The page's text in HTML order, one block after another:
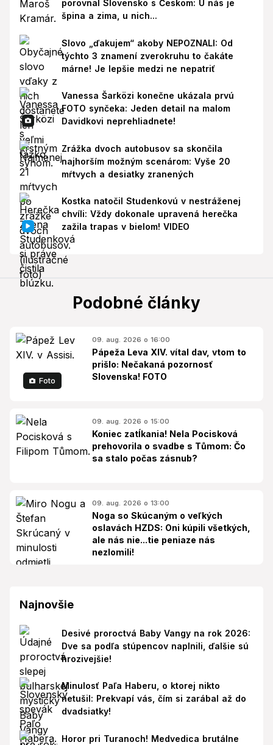
porovnal Slovensko s Českom: U nás je
špina a zima, u nich...
Slovo „ďakujem“ akoby NEPOZNALI: Od
týchto 3 znamení zverokruhu to čakáte
márne! Je lepšie medzi ne nepatriť
Vanessa Šarközi konečne ukázala prvú
FOTO synčeka: Jeden detail na malom
Davidkovi neprehliadnete!
Zrážka dvoch autobusov sa skončila
najhorším možným scenárom: Vyše 20
mŕtvych a desiatky zranených
Kostka natočil Studenkovú v nestráženej
chvíli: Vždy dokonale upravená herečka
zažila trapas v bielom! VIDEO
Podobné články
Foto
09. aug. 2026 o 16:00
Pápeža Leva XIV. vítal dav, vtom to
prišlo: Nečakaná pozornosť
Slovenska! FOTO
09. aug. 2026 o 15:00
Koniec zatĺkania! Nela Pocisková
prehovorila o svadbe s Tůmom: Čo
sa stalo počas zásnub?
09. aug. 2026 o 13:00
Noga so Skúcaným o veľkých
oslavách HZDS: Oni kúpili všetkých,
ale nás nie...tie peniaze nás
nezlomili!
Najnovšie
Desivé proroctvá Baby Vangy na rok 2026:
Dve sa podľa stúpencov naplnili, ďalšie sú
hrozivejšie!
Minulosť Paľa Haberu, o ktorej nikto
netušil: Prekvapí vás, čím si zarábal až do
dvadsiatky!
Horor pri Turanoch! Medvedica brutálne